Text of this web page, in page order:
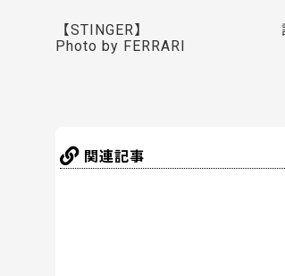
【STINGER】
Photo by FERRARI
関連記事